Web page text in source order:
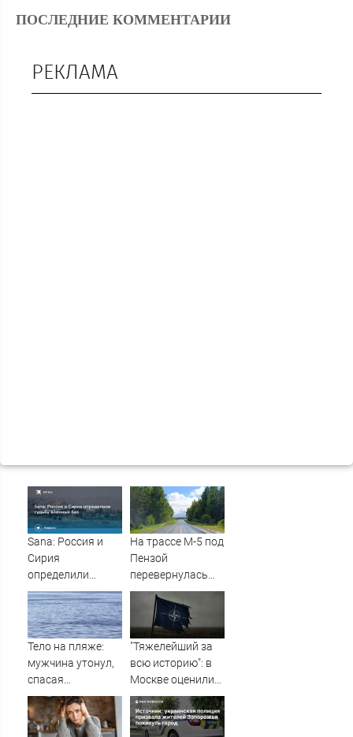
ПОСЛЕДНИЕ КОММЕНТАРИИ
РЕКЛАМА
Sana: Россия и
Сирия
определили
судьбу военных
баз
На трассе М-5 под
Пензой
перевернулась
фура - Столица58
Тело на пляже:
мужчина утонул,
спасая
маленькую дочку
09/08/2026 –
Новости
"Тяжелейший за
всю историю": в
Москве оценили
масштаб кризиса
в НАТО